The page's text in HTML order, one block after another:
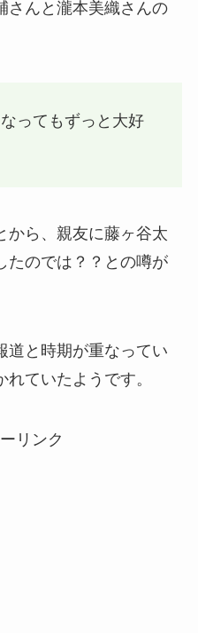
さんと瀧本美織さんの
ってもずっと大好
から、親友に藤ヶ谷太
たのでは？？との噂が
道と時期が重なってい
ていたようです。
リンク